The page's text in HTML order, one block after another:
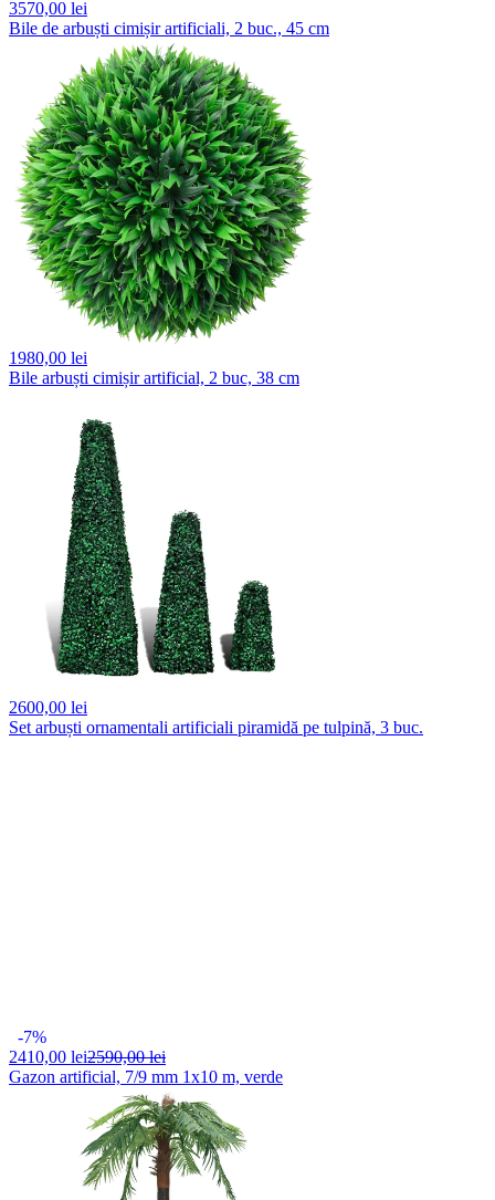
3570,00 lei
Bile de arbuști cimișir artificiali, 2 buc., 45 cm
1980,00 lei
Bile arbuști cimișir artificial, 2 buc, 38 cm
2600,00 lei
Set arbuști ornamentali artificiali piramidă pe tulpină, 3 buc.
-7%
2410,00 lei2590,00 lei
Gazon artificial, 7/9 mm 1x10 m, verde